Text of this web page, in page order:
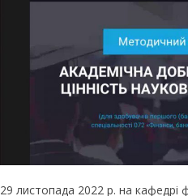
29 листопада 2022 р. на кафедрі